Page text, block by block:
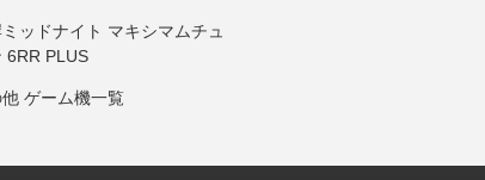
ッドナイト マキシマムチュ
6RR PLUS
ゲーム機一覧